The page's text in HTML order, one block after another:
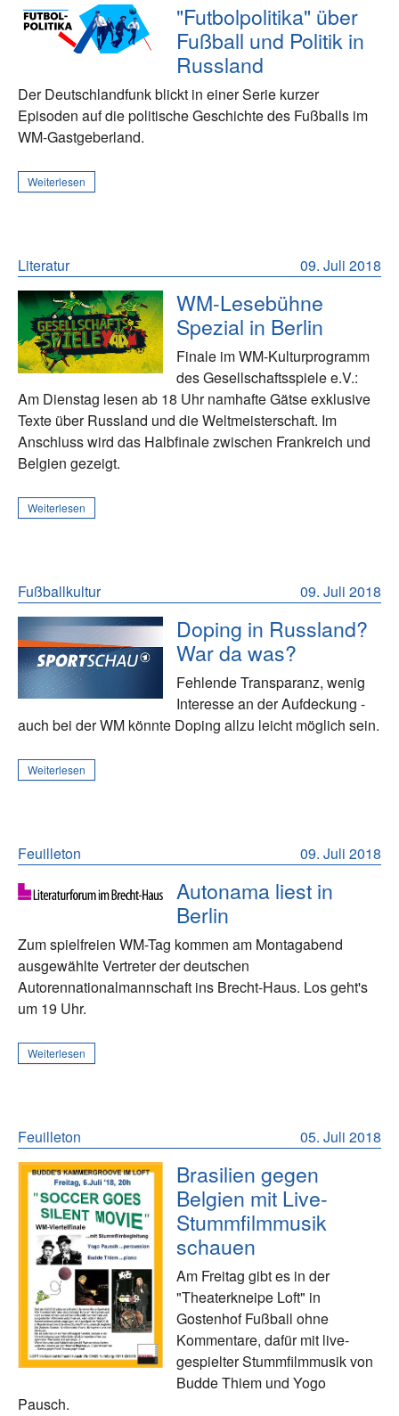
"Futbolpolitika" über
Fußball und Politik in
Russland
Der Deutschlandfunk blickt in einer Serie kurzer
Episoden auf die politische Geschichte des Fußballs im
WM-Gastgeberland.
Weiterlesen
09. Juli 2018
Literatur
WM-Lesebühne
Spezial in Berlin
Finale im WM-Kulturprogramm
des Gesellschaftsspiele e.V.:
Am Dienstag lesen ab 18 Uhr namhafte Gätse exklusive
Texte über Russland und die Weltmeisterschaft. Im
Anschluss wird das Halbfinale zwischen Frankreich und
Belgien gezeigt.
Weiterlesen
09. Juli 2018
Fußballkultur
Doping in Russland?
War da was?
Fehlende Transparanz, wenig
Interesse an der Aufdeckung -
auch bei der WM könnte Doping allzu leicht möglich sein.
Weiterlesen
09. Juli 2018
Feuilleton
Autonama liest in
Berlin
Zum spielfreien WM-Tag kommen am Montagabend
ausgewählte Vertreter der deutschen
Autorennationalmannschaft ins Brecht-Haus. Los geht's
um 19 Uhr.
Weiterlesen
05. Juli 2018
Feuilleton
Brasilien gegen
Belgien mit Live-
Stummfilmmusik
schauen
Am Freitag gibt es in der
"Theaterkneipe Loft" in
Gostenhof Fußball ohne
Kommentare, dafür mit live-
gespielter Stummfilmmusik von
Budde Thiem und Yogo
Pausch.